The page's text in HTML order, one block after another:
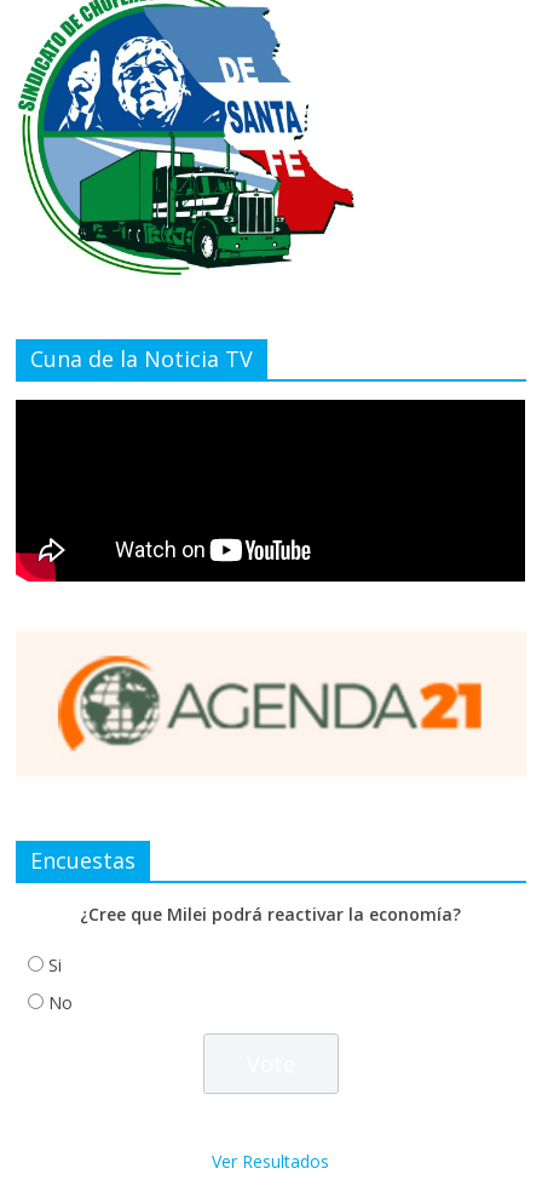
Cuna de la Noticia TV
Encuestas
¿Cree que Milei podrá reactivar la economía?
Si
No
Ver Resultados